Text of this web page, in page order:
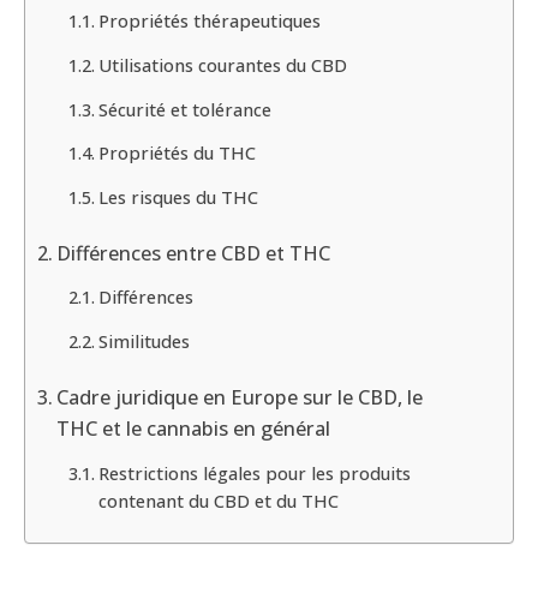
Propriétés thérapeutiques
Utilisations courantes du CBD
Sécurité et tolérance
Propriétés du THC
Les risques du THC
Différences entre CBD et THC
Différences
Similitudes
Cadre juridique en Europe sur le CBD, le
THC et le cannabis en général
Restrictions légales pour les produits
contenant du CBD et du THC